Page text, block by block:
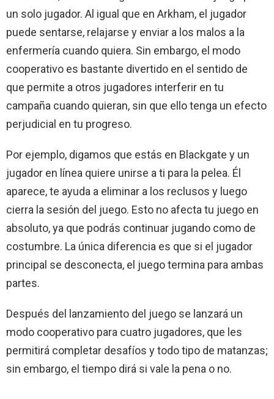
un solo jugador. Al igual que en Arkham, el jugador
puede sentarse, relajarse y enviar a los malos a la
enfermería cuando quiera. Sin embargo, el modo
cooperativo es bastante divertido en el sentido de
que permite a otros jugadores interferir en tu
campaña cuando quieran, sin que ello tenga un efecto
perjudicial en tu progreso.
Por ejemplo, digamos que estás en Blackgate y un
jugador en línea quiere unirse a ti para la pelea. Él
aparece, te ayuda a eliminar a los reclusos y luego
cierra la sesión del juego. Esto no afecta tu juego en
absoluto, ya que podrás continuar jugando como de
costumbre. La única diferencia es que si el jugador
principal se desconecta, el juego termina para ambas
partes.
Después del lanzamiento del juego se lanzará un
modo cooperativo para cuatro jugadores, que les
permitirá completar desafíos y todo tipo de matanzas;
sin embargo, el tiempo dirá si vale la pena o no.